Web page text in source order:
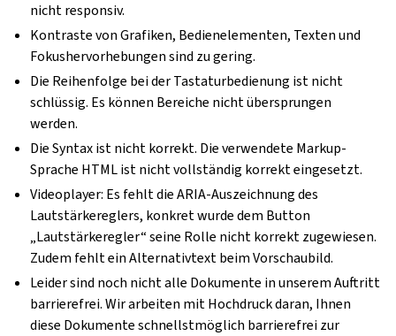
nicht responsiv.
Kontraste von Grafiken, Bedienelementen, Texten und
Fokushervorhebungen sind zu gering.
Die Reihenfolge bei der Tastaturbedienung ist nicht
schlüssig. Es können Bereiche nicht übersprungen
werden.
Die Syntax ist nicht korrekt. Die verwendete Markup-
Sprache HTML ist nicht vollständig korrekt eingesetzt.
Videoplayer: Es fehlt die ARIA-Auszeichnung des
Lautstärkereglers, konkret wurde dem Button
„Lautstärkeregler“ seine Rolle nicht korrekt zugewiesen.
Zudem fehlt ein Alternativtext beim Vorschaubild.
Leider sind noch nicht alle Dokumente in unserem Auftritt
barrierefrei. Wir arbeiten mit Hochdruck daran, Ihnen
diese Dokumente schnellstmöglich barrierefrei zur